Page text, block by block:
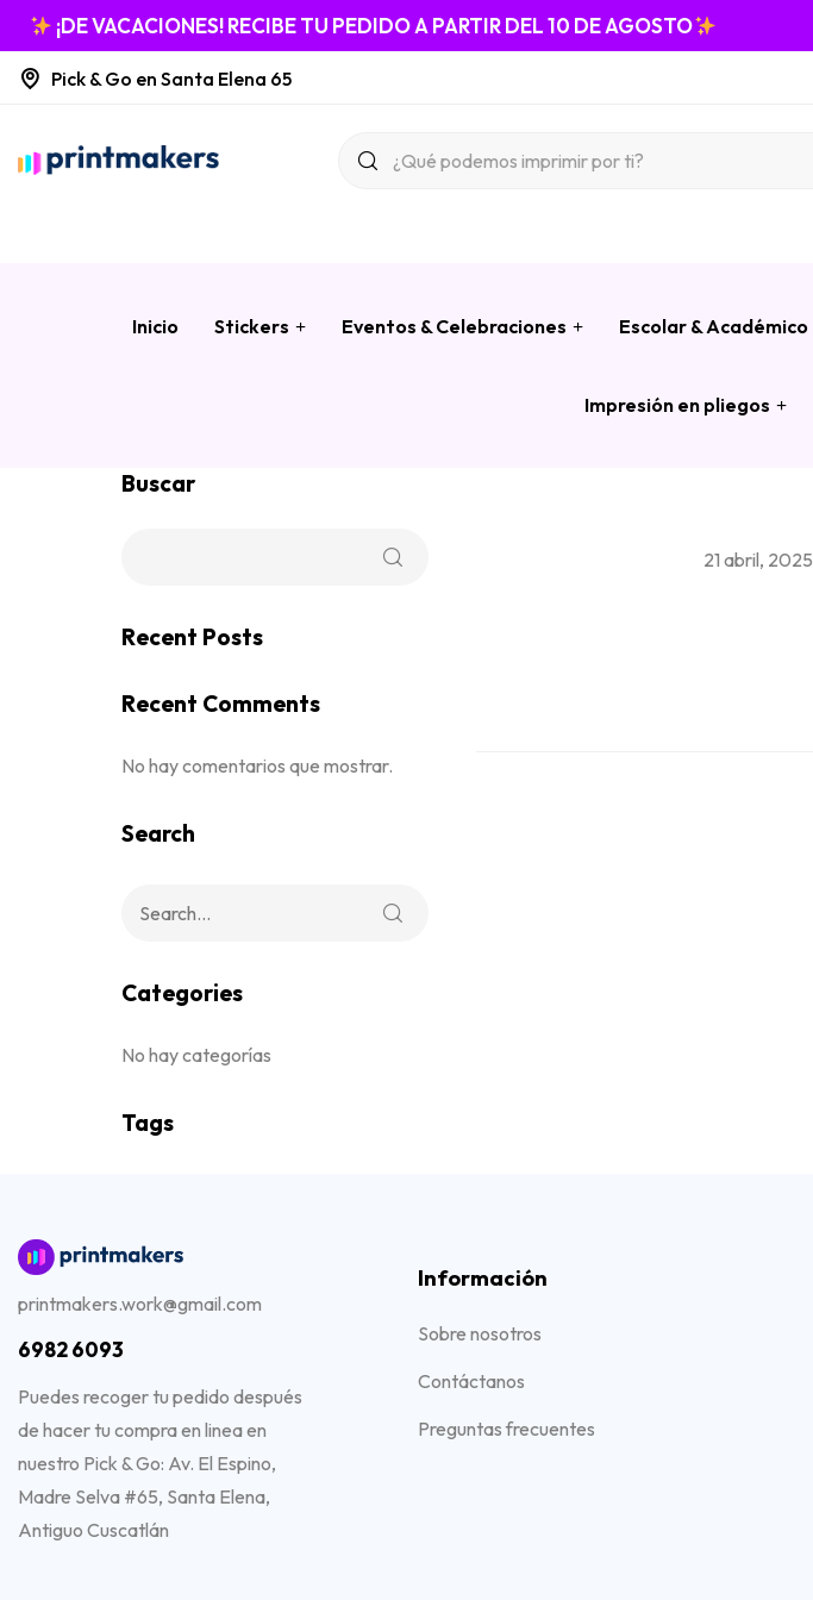
¡DE VACACIONES! RECIBE TU PEDIDO A PARTIR DEL 10 DE AGOSTO
Pick & Go en Santa Elena 65
Inicio Stickers Eventos & Celebraciones Escolar & Académico
Impresión en pliegos
21 abril, 2025
Buscar
Recent Posts
Recent Comments
No hay comentarios que mostrar.
Search
Categories
No hay categorías
Tags
printmakers.work@gmail.com
6982 6093
Puedes recoger tu pedido después
de hacer tu compra en linea en
nuestro Pick & Go: Av. El Espino,
Madre Selva #65, Santa Elena,
Antiguo Cuscatlán
Información
Sobre nosotros
Contáctanos
Preguntas frecuentes